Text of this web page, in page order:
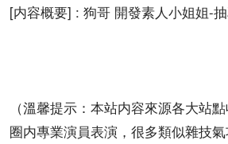
[内容概要] : 狗哥 開發素人小姐姐-
（溫馨提示：本站内容來源各大站
圈内專業演員表演，很多類似雜技氣